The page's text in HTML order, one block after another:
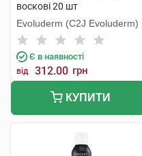
воскові 20 шт
Evoluderm (C2J Evoluderm)
Є в наявності
від 312.00 грн
КУПИТИ